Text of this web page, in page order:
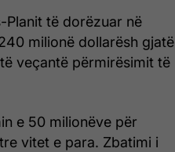
Planit të dorëzuar në
milionë dollarësh gjatë
veçantë përmirësimit të
e 50 milionëve për
vitet e para. Zbatimi i